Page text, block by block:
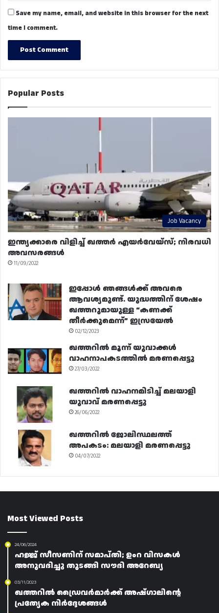
Save my name, email, and website in this browser for the next
time I comment.
Popular Posts
Job Vacancy
ഇന്ത്യക്കാരെ വിളിച്ച് ഖത്തർ എയർവേയ്‌സ്; നിരവധി
അവസരങ്ങൾ
11/09/2022
ഇപ്പോൾ ഞങ്ങൾക്ക് അവരെ
ആവശ്യമുണ്ട്. യുദ്ധത്തിന് ശേഷം
ഖത്തറുമായുള്ള “കണക്ക്
തീർക്കുമെന്ന്” ഇസ്രയേൽ
02/12/2023
ഖത്തറിൽ മൂന്ന് യുവാക്കൾ
വാഹനാപകടത്തിൽ മരണപ്പെട്ടു
27/03/2022
ഖത്തറിൽ വാഹനമിടിച്ച് മലയാളി
യുവാവ് മരണപ്പെട്ടു
26/06/2022
ഖത്തറിൽ ജോലിസ്ഥലത്ത്
അപകടം: മലയാളി മരണപ്പെട്ടു
04/07/2022
Most Viewed Posts
24/06/2024
ഹജ്ജ് സീസണിന് സമാപ്തി; ഉംറ വിസകൾ
അനുവദിച്ചു തുടങ്ങി സൗദി അറേബ്യ
03/11/2023
ഖത്തറിൽ ഡ്രൈവർമാർക്ക് അഷ്‌ഗാലിന്റെ
പ്രത്യേക നിർദ്ദേശങ്ങൾ